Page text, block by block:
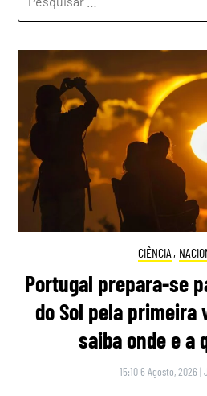
CIÊNCIA ,
Portugal prepara-se
do Sol pela primeira
saiba onde e a
15:10 6 Agosto, 2026 |